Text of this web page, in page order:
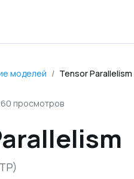
моделей / Tensor Parallelism
просмотров